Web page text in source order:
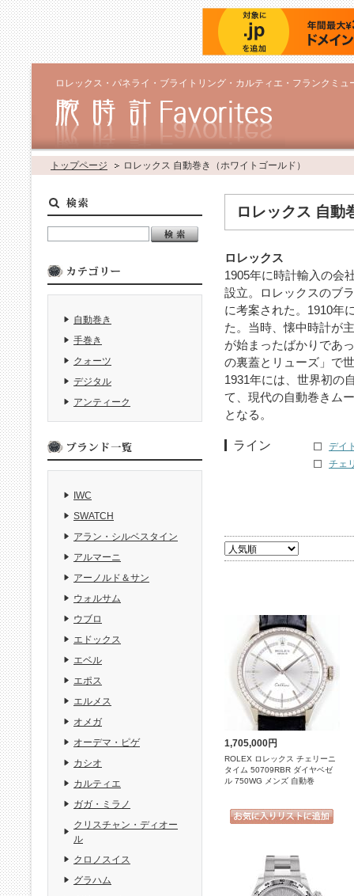
ロレックス・パネライ・ブライトリング・カルティエ・フランクミ
トップページ ロレックス 自動巻き（ホワイトゴールド）
ロレックス 自動
ロレックス
1905年に時計輸入の会
設立。ロレックスのブ
に考案された。1910年
た。当時、懐中時計が
が始まったばかりであ
の裏蓋とリューズ」で
1931年には、世界初の
て、現代の自動巻きム
となる。
ライン
デイ
チェ
1,705,000円
ROLEX ロレックス チェリーニ
タイム 50709RBR ダイヤベゼ
ル 750WG メンズ 自動巻
自動巻き
手巻き
クォーツ
デジタル
アンティーク
IWC
SWATCH
アラン・シルベスタイン
アルマーニ
アーノルド＆サン
ウォルサム
ウブロ
エドックス
エベル
エポス
エルメス
オメガ
オーデマ・ピゲ
カシオ
カルティエ
ガガ・ミラノ
クリスチャン・ディオー
ル
クロノスイス
グラハム